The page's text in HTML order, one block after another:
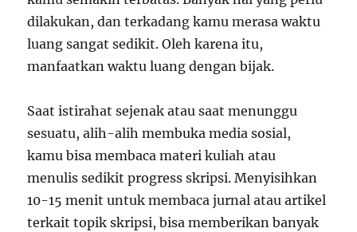
dilakukan, dan terkadang kamu merasa waktu
luang sangat sedikit. Oleh karena itu,
manfaatkan waktu luang dengan bijak.
Saat istirahat sejenak atau saat menunggu
sesuatu, alih-alih membuka media sosial,
kamu bisa membaca materi kuliah atau
menulis sedikit progress skripsi. Menyisihkan
10-15 menit untuk membaca jurnal atau artikel
terkait topik skripsi, bisa memberikan banyak